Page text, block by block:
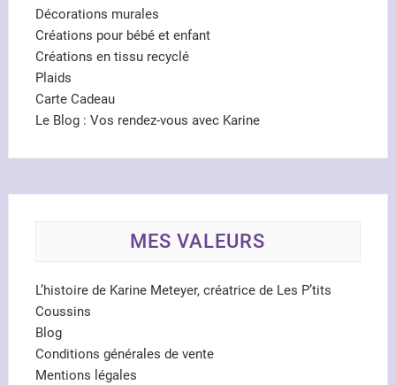
Décorations murales
Créations pour bébé et enfant
Créations en tissu recyclé
Plaids
Carte Cadeau
Le Blog : Vos rendez-vous avec Karine
MES VALEURS
L’histoire de Karine Meteyer, créatrice de Les P’tits
Coussins
Blog
Conditions générales de vente
Mentions légales